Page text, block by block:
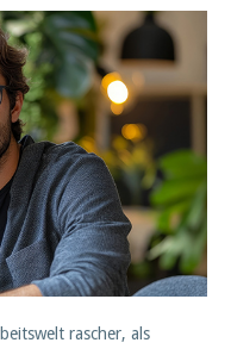
rascher, als